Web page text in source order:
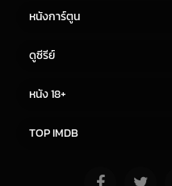
หนังการ์ตูน
ดูซีรีย์
หนัง 18+
TOP IMDB